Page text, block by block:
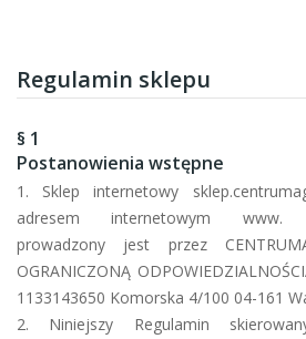
Regulamin sklepu
§ 1
Postanowienia wstępne
1. Sklep internetowy
adresem internetowym www.
prowadzony jest przez
OGRANICZONĄ
1133143650 Komorska 4/100 04-161
2. Niniejszy Regulamin